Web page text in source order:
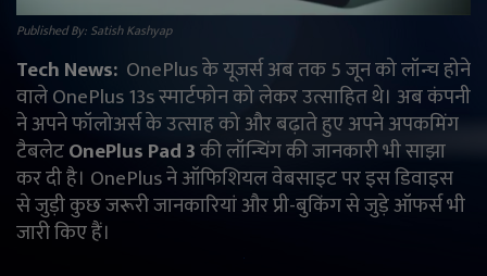
व्यापार
टेक्नोलॉजी
ई-पेपर
Language
Published By: Satish Kashyap
Tech News: OnePlus के यूजर्स अब तक 5 जून को लॉन्च होने
वाले OnePlus 13s स्मार्टफोन को लेकर उत्साहित थे। अब कंपनी
ने अपने फॉलोअर्स के उत्साह को और बढ़ाते हुए अपने अपकमिंग
टैबलेटOnePlus Pad 3की लॉन्चिंग की जानकारी भी साझा
कर दी है। OnePlus ने ऑफिशियल वेबसाइट पर इस डिवाइस
से जुड़ी कुछ जरूरी जानकारियां और प्री-बुकिंग से जुड़े ऑफर्स भी
जारी किए हैं।